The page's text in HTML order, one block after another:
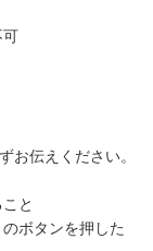
お伝えください。
と
ボタンを押した